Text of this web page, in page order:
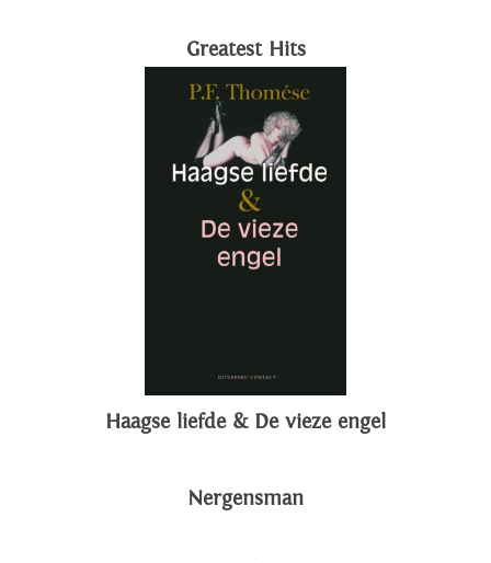
Greatest Hits
Haagse liefde & De vieze engel
Nergensman